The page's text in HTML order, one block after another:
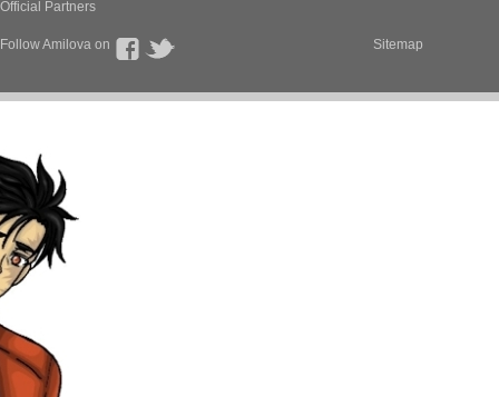
Official Partners
Follow Amilova on Sitemap